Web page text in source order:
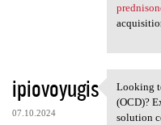
ipiovoyugis
07.10.2024
Looking
Looking
(OCD)?
solution